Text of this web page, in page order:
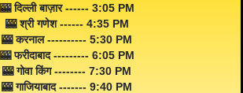
🎰 दिल्ली बाज़ार ------ 3:05 PM
🎰 श्री गणेश ------ 4:35 PM
🎰 करनाल ---------- 5:30 PM
🎰 फरीदाबाद --------- 6:05 PM
🎰 गोवा किंग -------- 7:30 PM
🎰 गाजियाबाद ------- 9:40 PM